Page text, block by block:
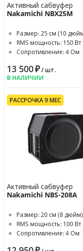
Активный сабвуфер
Nakamichi NBX25M
Размер: 25 см (10
RMS мощность: 150 Вт
Сопротивление: 4 Ом
13 500₽/ шт.
В НАЛИЧИИ
РАССРОЧКА 9 МЕС
Активный сабвуфер
Nakamichi NBS-208A
Размер: 20 см (8 дюйм)
RMS мощность: 100 Вт
Сопротивление: 4 Ом